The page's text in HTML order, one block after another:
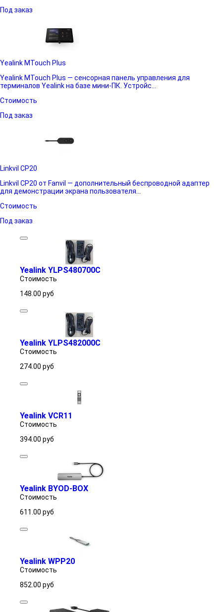
Под заказ
Yealink MTouch Plus
Yealink MTouch Plus — сенсорная панель управления для
терминалов Yealink на базе мини-ПК. Устройс...
Стоимость
Под заказ
Linkvil CP20
Linkvil CP20 от Fanvil — дополнительный беспроводной адаптер
для демонстрации экрана пользователя...
Стоимость
Под заказ
Yealink YLPS480700C
Стоимость
148.00 руб
Yealink YLPS482000C
Стоимость
274.00 руб
Yealink VCR11
Стоимость
394.00 руб
Yealink BYOD-BOX
Стоимость
611.00 руб
Yealink WPP20
Стоимость
852.00 руб